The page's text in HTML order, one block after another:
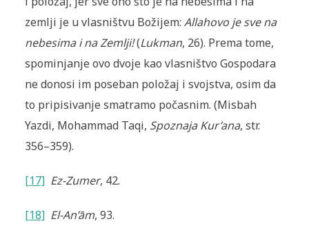
zemlji je u vlasništvu Božijem: Allahovo je sve na
nebesima i na Zemlji!(Lukman, 26). Prema tome,
spominjanje ovo dvoje kao vlasništvo Gospodara
ne donosi im poseban položaj i svojstva, osim da
to pripisivanje smatramo počasnim. (Misbah
Yazdi, Mohammad Taqi, Spoznaja Kur’ana, str.
356–359).
[17] Ez-Zumer, 42.
[18] El-An’ām, 93.